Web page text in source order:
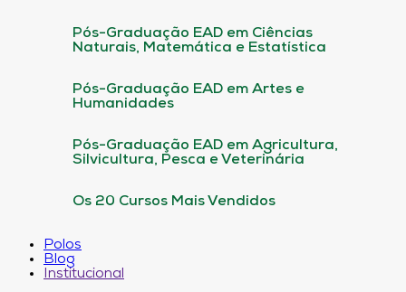
Pós-Graduação EAD em Ciências
Naturais, Matemática e Estatística
Pós-Graduação EAD em Artes e
Humanidades
Pós-Graduação EAD em Agricultura,
Silvicultura, Pesca e Veterinária
Os 20 Cursos Mais Vendidos
Polos
Blog
Institucional